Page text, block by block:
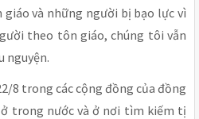
và những người bị bạo lực vì
theo tôn giáo, chúng tôi vẫn
nguyện.
8 trong các cộng đồng của đồng
ở trong nước và ở nơi tìm kiếm tị